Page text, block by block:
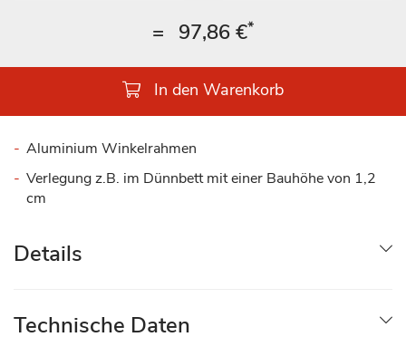
= 97,86 €*
In den Warenkorb
Aluminium Winkelrahmen
Verlegung z.B. im Dünnbett mit einer Bauhöhe von 1,2
cm
Details
Technische Daten